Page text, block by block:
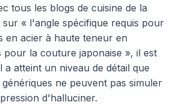
tous les blogs de cuisine de la
« l'angle spécifique requis pour
en acier à haute teneur en
pour la couture japonaise », il est
a atteint un niveau de détail que
ne peuvent pas simuler
d'halluciner.